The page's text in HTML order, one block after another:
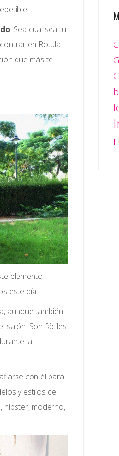
. Sea cual sea tu
en Rotula
que más te
elemento
este día.
aunque también
salón. Son fáciles
la
con él para
y estilos de
hípster, moderno,